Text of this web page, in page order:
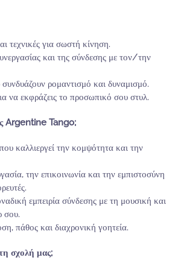
τεχνικές για σωστή κίνηση.
και της σύνδεσης με τον/την
ρομαντισμό και δυναμισμό.
να εκφράζεις το προσωπικό σου στυλ.
Argentine Tango;
καλλιεργεί την κομψότητα και την
την επικοινωνία και την εμπιστοσύνη
εμπειρία σύνδεσης με τη μουσική και
σου.
πάθος και διαχρονική γοητεία.
τη σχολή μας;